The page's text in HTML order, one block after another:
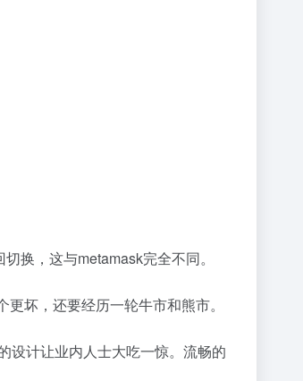
换，这与metamask完全不同。
坏，还要经历一轮牛市和熊市。
设计让业内人士大吃一惊。流畅的